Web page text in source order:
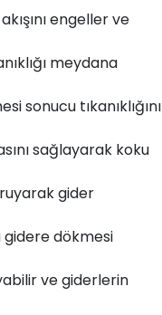
engeller ve
meydana
sonucu tıkanıklığını
sağlayarak koku
gider
gidere dökmesi
ve giderlerin